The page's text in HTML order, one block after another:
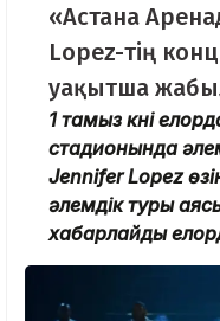
«Астана
Lopez-тің
уақытша
1 тамыз күні
стадионында
Jennifer Lopez
әлемдік туры
хабарлайды